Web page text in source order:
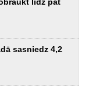
sasniedz 4,2